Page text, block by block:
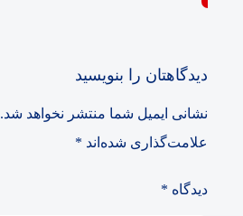
دیدگاهتان را بنویسید
نشانی ایمیل شما منتشر نخواهد شد.
علامت‌گذاری شده‌اند *
دیدگاه *